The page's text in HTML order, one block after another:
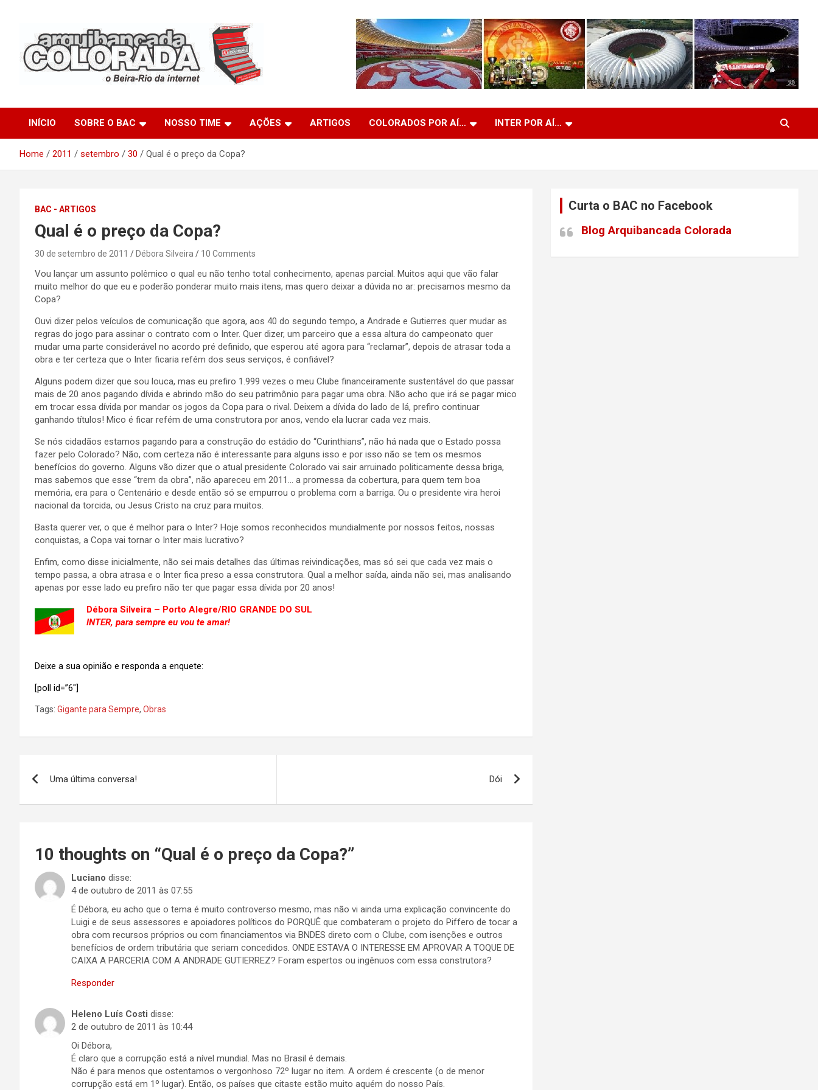
Arquibancada Colorada
INÍCIO SOBRE O BAC NOSSO TIME AÇÕES ARTIGOS COLORADOS POR AÍ… INTER POR AÍ…
Home 2011 setembro 30 Qual é o preço da Copa?
BAC - ARTIGOS
Qual é o preço da Copa?
30 de setembro de 2011 Débora Silveira 10 Comments
Vou lançar um assunto polêmico o qual eu não tenho total conhecimento, apenas parcial. Muitos aqui que vão falar
muito melhor do que eu e poderão ponderar muito mais itens, mas quero deixar a dúvida no ar: precisamos mesmo da
Copa?
Ouvi dizer pelos veículos de comunicação que agora, aos 40 do segundo tempo, a Andrade e Gutierres quer mudar as
regras do jogo para assinar o contrato com o Inter. Quer dizer, um parceiro que a essa altura do campeonato quer
mudar uma parte considerável no acordo pré definido, que esperou até agora para “reclamar”, depois de atrasar toda a
obra e ter certeza que o Inter ficaria refém dos seus serviços, é confiável?
Alguns podem dizer que sou louca, mas eu prefiro 1.999 vezes o meu Clube financeiramente sustentável do que passar
mais de 20 anos pagando dívida e abrindo mão do seu patrimônio para pagar uma obra. Não acho que irá se pagar mico
em trocar essa dívida por mandar os jogos da Copa para o rival. Deixem a dívida do lado de lá, prefiro continuar
ganhando títulos! Mico é ficar refém de uma construtora por anos, vendo ela lucrar cada vez mais.
Se nós cidadãos estamos pagando para a construção do estádio do “Curinthians”, não há nada que o Estado possa
fazer pelo Colorado? Não, com certeza não é interessante para alguns isso e por isso não se tem os mesmos
benefícios do governo. Alguns vão dizer que o atual presidente Colorado vai sair arruinado politicamente dessa briga,
mas sabemos que esse “trem da obra”, não apareceu em 2011… a promessa da cobertura, para quem tem boa
memória, era para o Centenário e desde então só se empurrou o problema com a barriga. Ou o presidente vira heroi
nacional da torcida, ou Jesus Cristo na cruz para muitos.
Basta querer ver, o que é melhor para o Inter? Hoje somos reconhecidos mundialmente por nossos feitos, nossas
conquistas, a Copa vai tornar o Inter mais lucrativo?
Enfim, como disse inicialmente, não sei mais detalhes das últimas reivindicações, mas só sei que cada vez mais o
tempo passa, a obra atrasa e o Inter fica preso a essa construtora. Qual a melhor saída, ainda não sei, mas analisando
apenas por esse lado eu prefiro não ter que pagar essa dívida por 20 anos!
Débora Silveira – Porto Alegre/RIO GRANDE DO SUL
INTER, para sempre eu vou te amar!
Deixe a sua opinião e responda a enquete:
[poll id=”6″]
Tags: Gigante para Sempre, Obras
de
Uma última conversa! Dói
10 thoughts on “Qual é o preço da Copa?”
Luciano disse:
4 de outubro de 2011 às 07:55
É Débora, eu acho que o tema é muito controverso mesmo, mas não vi ainda uma explicação convincente do
Luigi e de seus assessores e apoiadores políticos do PORQUÊ que combateram o projeto do Piffero de tocar a
obra com recursos próprios ou com financiamentos via BNDES direto com o Clube, com isenções e outros
benefícios de ordem tributária que seriam concedidos. ONDE ESTAVA O INTERESSE EM APROVAR A TOQUE DE
CAIXA A PARCERIA COM A ANDRADE GUTIERREZ? Foram espertos ou ingênuos com essa construtora?
Responder
Heleno Luís Costi disse:
2 de outubro de 2011 às 10:44
Oi Débora,
É claro que a corrupção está a nível mundial. Mas no Brasil é demais.
Não é para menos que ostentamos o vergonhoso 72º lugar no item. A ordem é crescente (o de menor
corrupção está em 1º lugar). Então, os países que citaste estão muito aquém do nosso País.
Curta o BAC no Facebook
Blog Arquibancada Colorada